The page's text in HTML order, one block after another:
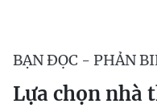
BẠN ĐỌC - PHẢN
Lựa chọn nhà